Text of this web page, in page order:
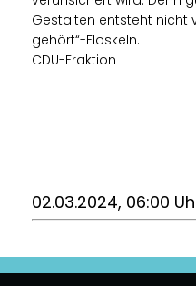
Gestalten entsteht nicht
gehört“-Floskeln.
CDU-Fraktion
02.03.2024, 06:00